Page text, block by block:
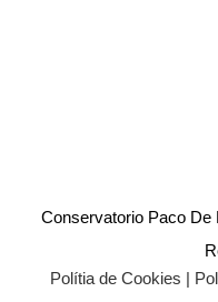
Conservatorio Paco De
Polítia de Cookies |